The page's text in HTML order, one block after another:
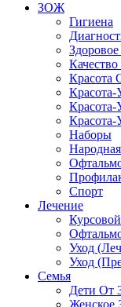
ЗОЖ
Гигиена
Красота
Красота-
Красота-
Наборы
Спорт
Лечение
Уход
Уход
Семья
Дети От
Женское